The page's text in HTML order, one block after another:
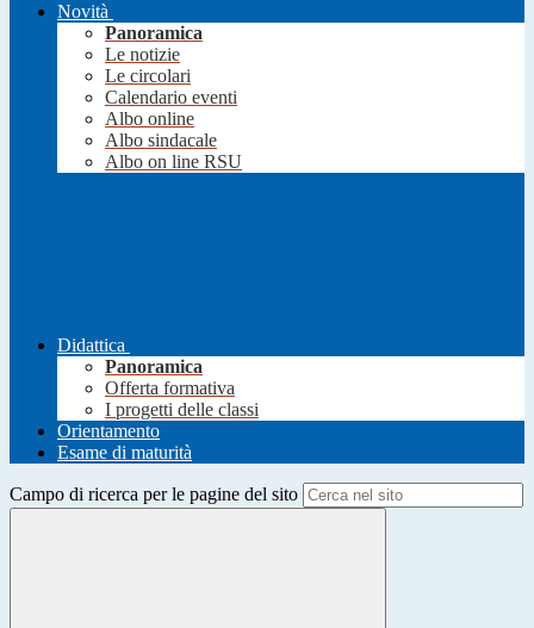
Novità
Panoramica
Le notizie
Le circolari
Calendario eventi
Albo online
Albo sindacale
Albo on line RSU
Didattica
Panoramica
Offerta formativa
I progetti delle classi
Orientamento
Esame di maturità
Campo di ricerca per le pagine del sito